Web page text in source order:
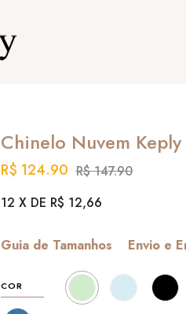
Chinelo Nuvem
R$ 124.90 R$ 147.90
12 X DE R$ 12,66
Guia de Tamanhos Envio e
COR